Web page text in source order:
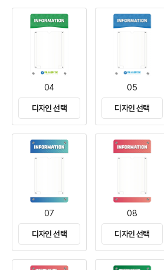
04
디자인 선택
05
디자인 선택
07
디자인 선택
08
디자인 선택